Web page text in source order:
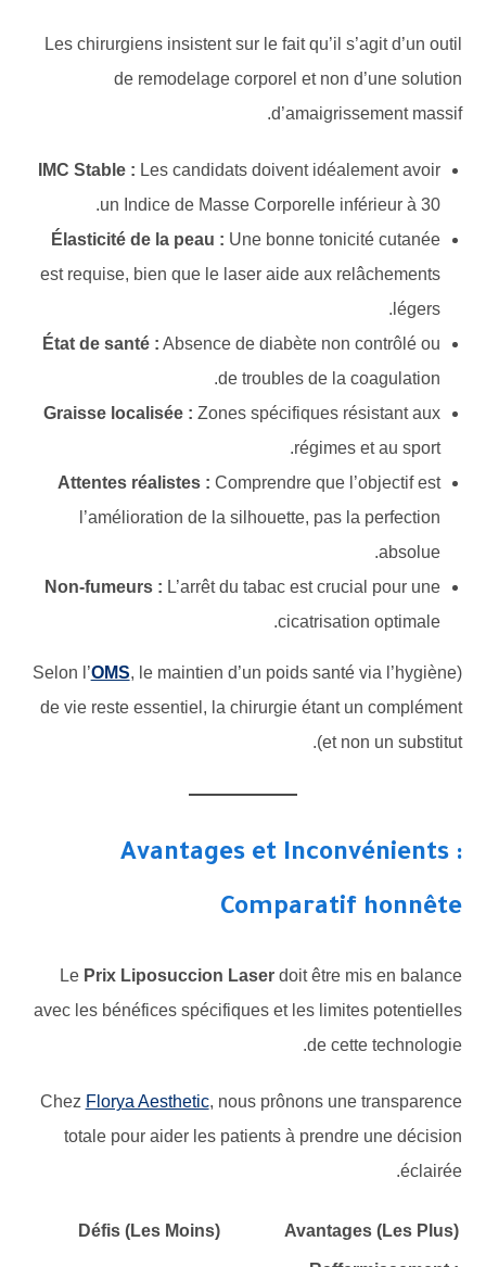
Les chirurgiens insistent sur le fait qu’il s’agit d’un outil
de remodelage corporel et non d’une solution
d’amaigrissement massif.
IMC Stable :Les candidats doivent idéalement avoir
un Indice de Masse Corporelle inférieur à 30.
Élasticité de la peau :Une bonne tonicité cutanée
est requise, bien que le laser aide aux relâchements
légers.
État de santé :Absence de diabète non contrôlé ou
de troubles de la coagulation.
Graisse localisée :Zones spécifiques résistant aux
régimes et au sport.
Attentes réalistes :Comprendre que l’objectif est
l’amélioration de la silhouette, pas la perfection
absolue.
Non-fumeurs :L’arrêt du tabac est crucial pour une
cicatrisation optimale.
OMS, le maintien d’un poids santé via l’hygiène
de vie reste essentiel, la chirurgie étant un complément
et non un substitut).
Avantages et Inconvénients :
Comparatif honnête
LePrix Liposuccion Laserdoit être mis en balance
avec les bénéfices spécifiques et les limites potentielles
de cette technologie.
ChezFlorya Aesthetic, nous prônons une transparence
totale pour aider les patients à prendre une décision
éclairée.
Avantages (Les Plus)
Défis (Les Moins)